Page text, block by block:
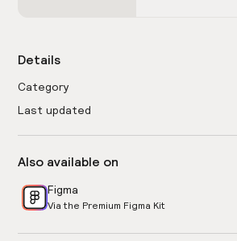
Details
Category
Last updated
Also available on
Figma
Via the Premium Figma Kit